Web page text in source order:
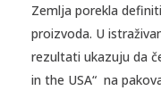
Zemlja porekla
proizvoda. U
rezultati ukazuju da
in the USA“ na